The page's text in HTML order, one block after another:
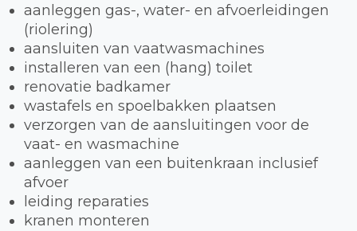
aanleggen gas-, water- en afvoerleidingen
(riolering)
aansluiten van vaatwasmachines
installeren van een (hang) toilet
renovatie badkamer
wastafels en spoelbakken plaatsen
verzorgen van de aansluitingen voor de
vaat- en wasmachine
aanleggen van een buitenkraan inclusief
afvoer
leiding reparaties
kranen monteren